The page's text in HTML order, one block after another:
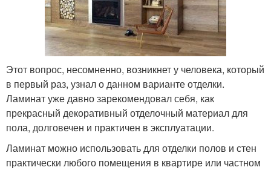
Этот вопрос, несомненно, возникнет у человека, который
в первый раз, узнал о данном варианте отделки.
Ламинат уже давно зарекомендовал себя, как
прекрасный декоративный отделочный материал для
пола, долговечен и практичен в эксплуатации.
Ламинат можно использовать для отделки полов и стен
практически любого помещения в квартире или частном